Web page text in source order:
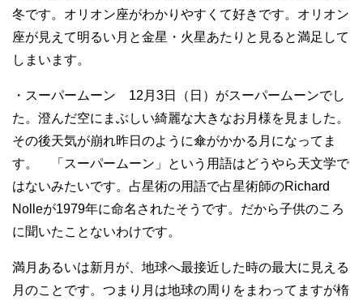
冬です。オリオン座がわかりやすくて好きです。オリオン
座が見えて明るい月と金星・火星あたりと見ると満足して
しまいます。
・スーパームーン 12月3日（日）がスーパームーンでし
た。澄んだ空にまぶしい綺麗な大きなお月様を見ました。
その後天気が崩れ昨日のように傘がかかる月になってま
す。 「スーパームーン」という用語はどうやら天文学で
はないみたいです。占星術の用語で占星術師のRichard
Nolleが1979年に命名されたそうです。だから子供のころ
に聞いたことないわけです。
満月あるいは新月が、地球へ最接近した時の最大に見える
月のことです。つまり月は地球の周りをまわってますが楕